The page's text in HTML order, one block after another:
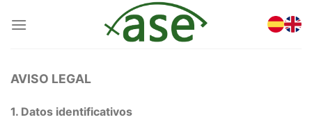
AVISO LEGAL
1. Datos identificativos